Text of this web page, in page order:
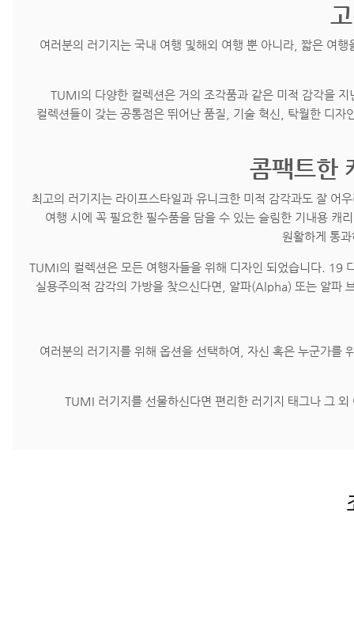
여러분의 러기지는 국내 여행 및해외 여행 뿐 아니라, 짧은 여
TUMI의 다양한 컬렉션은 거의 조각품과 같은 미적 감각을
컬렉션들이 갖는 공통점은 뛰어난 품질, 기술 혁신, 탁월한 디
콤팩트한
최고의 러기지는 라이프스타일과 유니크한 미적 감각과도 잘 어
여행 시에 꼭 필요한 필수품을 담을 수 있는 슬림한 기내용 캐
원활하게 통
TUMI의 컬렉션은 모든 여행자들을 위해 디자인 되었습니다. 19
실용주의적 감각의 가방을 찾으신다면, 알파(Alpha) 또는 알파
여러분의 러기지를 위해 옵션을 선택하여, 자신 혹은 누군가를
TUMI 러기지를 선물하신다면 편리한 러기지 태그나 그